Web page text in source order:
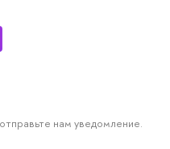
нам уведомление.